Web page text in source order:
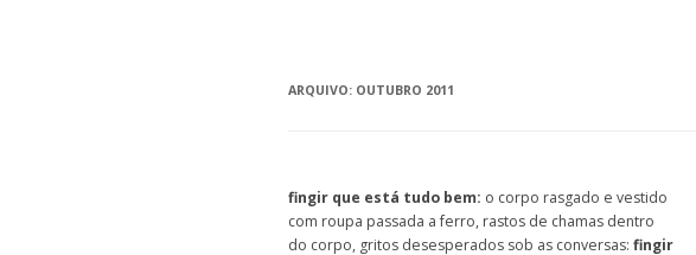
ARQUIVO: OUTUBRO 2011
fingir que está tudo bem: o corpo rasgado e vestido
com roupa passada a ferro, rastos de chamas dentro
do corpo, gritos desesperados sob as conversas: fingir